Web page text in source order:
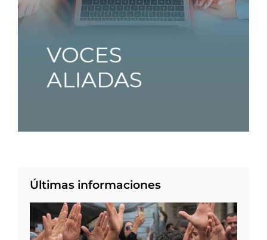
Últimas informaciones